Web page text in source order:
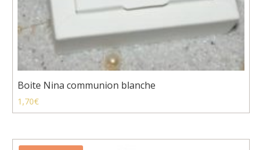
Boite Nina communion blanche
1,70€